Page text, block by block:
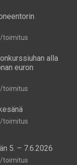
toimitus
alla
euron
toimitus
toimitus
5. – 7.6.2026
toimitus